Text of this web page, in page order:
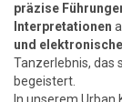
präzise
Interpretationen
und
Tanzerlebnis, das
begeistert.